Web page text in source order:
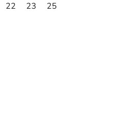
22 23 25